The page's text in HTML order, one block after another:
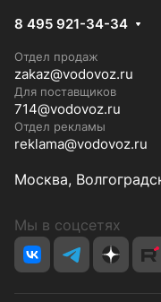
8 495 921-34-34
Отдел продаж
zakaz@vodovoz.ru
Для поставщиков
714@vodovoz.ru
Отдел рекламы
reklama@vodovoz.ru
Москва,
Мы в соцсетях